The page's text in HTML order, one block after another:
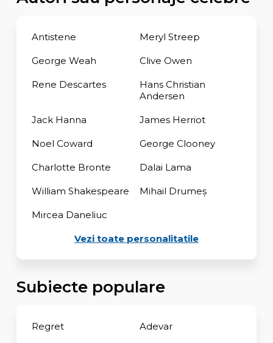
Antistene Meryl Streep
George Weah Clive Owen
Rene Descartes
Hans Christian
Andersen
Jack Hanna James Herriot
Noel Coward George Clooney
Charlotte Bronte Dalai Lama
William Shakespeare Mihail Drumeș
Mircea Daneliuc
Vezi toate personalitatile
Subiecte populare
Regret Adevar